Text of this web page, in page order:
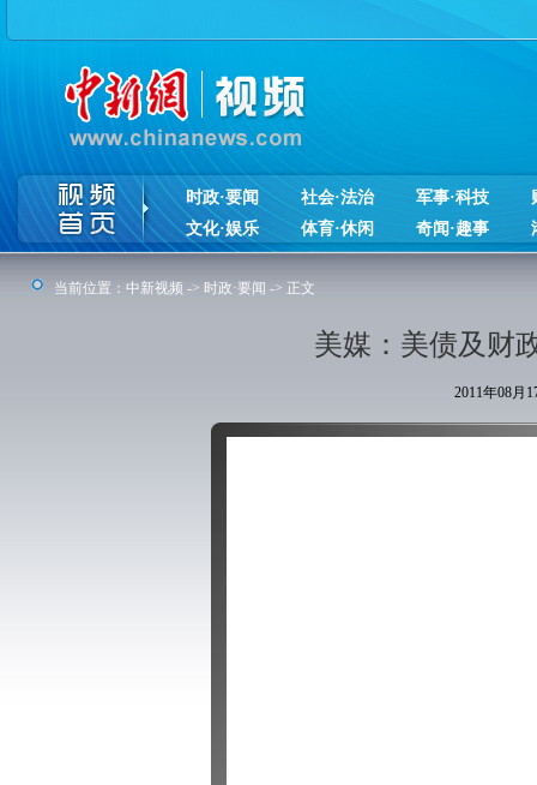
时政·要闻 社会·法治 军事·科技
文化·娱乐
体育·休闲 奇闻·趣事
当前位置： 中新视频 -> 时政·要闻 -> 正文
美媒：美债及财
2011年08月